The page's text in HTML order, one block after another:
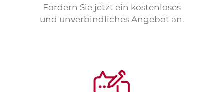
Fordern Sie jetzt ein kostenloses
und unverbindliches Angebot an.